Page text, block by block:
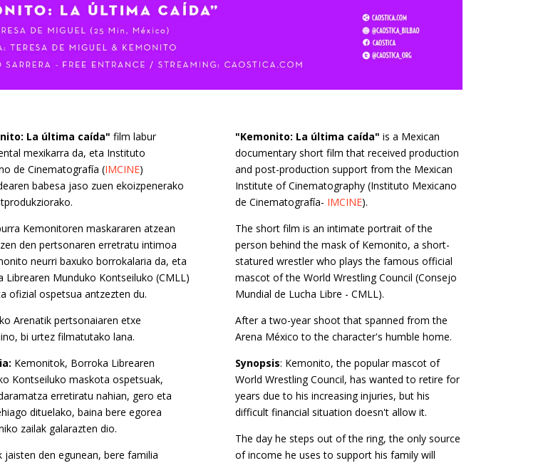
La última caída" film labur
mexikarra da, eta Instituto
de Cinematografía (IMCINE)
babesa jaso zuen ekoizpenerako
Kemonitoren maskararen atzean
den pertsonaren erretratu intimoa
neurri baxuko borrokalaria da, eta
Librearen Munduko Kontseiluko (CMLL)
ofizial ospetsua antzezten du.
Arenatik pertsonaiaren etxe
bi urtez filmatutako lana.
Kemonitok, Borroka Librearen
Kontseiluko maskota ospetsuak,
erretiratu nahian, gero eta
dituelako, baina bere egorea
zailak galarazten dio.
jaisten den egunean, bere familia
"Kemonito: La última caída" is a Mexican
documentary short film that received production
and post-production support from the Mexican
Institute of Cinematography (Instituto Mexicano
de Cinematografía- IMCINE).
The short film is an intimate portrait of the
person behind the mask of Kemonito, a short-
statured wrestler who plays the famous official
mascot of the World Wrestling Council (Consejo
Mundial de Lucha Libre - CMLL).
After a two-year shoot that spanned from the
Arena México to the character's humble home.
Synopsis: Kemonito, the popular mascot of
World Wrestling Council, has wanted to retire for
years due to his increasing injuries, but his
difficult financial situation doesn't allow it.
The day he steps out of the ring, the only source
of income he uses to support his family will